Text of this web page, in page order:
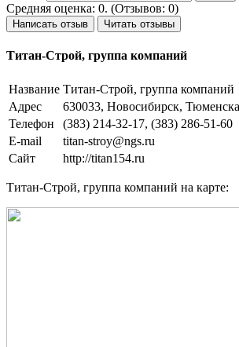
Средняя оценка: 0. (Отзывов: 0)
Написать отзыв Читать отзывы
Титан-Строй, группа компаний
Название Титан-Строй, группа компаний
Адрес
630033, Новосибирск,
Телефон
(383) 214-32-17, (383) 286-51-60
E-mail
titan-stroy@ngs.ru
Сайт
http://titan154.ru
Титан-Строй, группа компаний на карте: